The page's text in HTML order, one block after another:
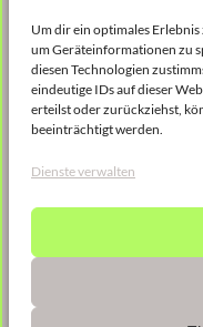
Um dir ein optimales
um Geräteinformationen zu
diesen Technologien
eindeutige IDs auf dieser
erteilst oder zurückziehst,
beeinträchtigt werden.
Dienste verwalten
Sergej Newski
Traumgeflechte (1997)
Ralf Hoyer
take eleven fo(u)r five